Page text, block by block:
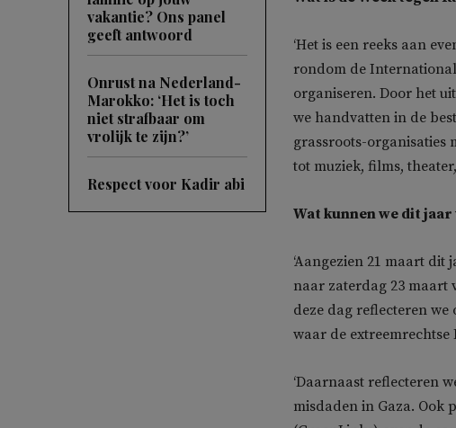
vakantie? Ons panel
geeft antwoord
Onrust na Nederland-
Marokko: ‘Het is toch
niet strafbaar om
vrolijk te zijn?’
Respect voor Kadir abi
‘Het is een reeks aan
rondom de
organiseren. Door het
we handvatten in de
grassroots-organisaties
tot muziek, films,
Wat kunnen we dit
‘Aangezien 21 maart
naar zaterdag 23 maart
deze dag reflecteren we
waar de
‘Daarnaast reflecteren
misdaden in Gaza. Ook